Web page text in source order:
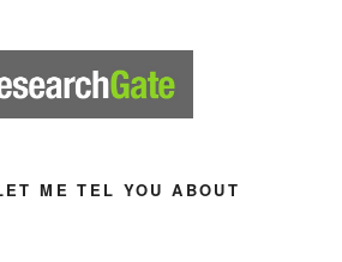
ME TEL YOU ABOUT